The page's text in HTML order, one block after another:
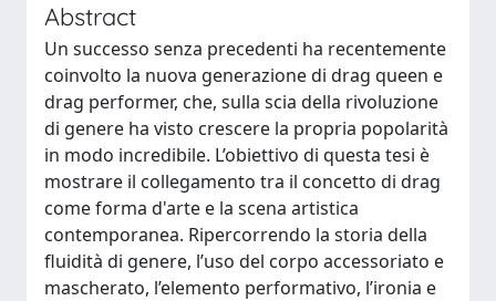
Abstract
Un successo senza precedenti ha recentemente
coinvolto la nuova generazione di drag queen e
drag performer, che, sulla scia della rivoluzione
di genere ha visto crescere la propria popolarità
in modo incredibile. L’obiettivo di questa tesi è
mostrare il collegamento tra il concetto di drag
come forma d'arte e la scena artistica
contemporanea. Ripercorrendo la storia della
fluidità di genere, l’uso del corpo accessoriato e
mascherato, l’elemento performativo, l’ironia e